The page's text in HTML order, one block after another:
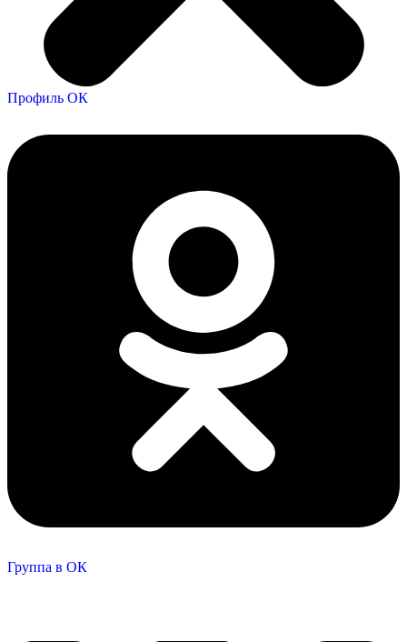
Профиль ОК
Группа в ОК